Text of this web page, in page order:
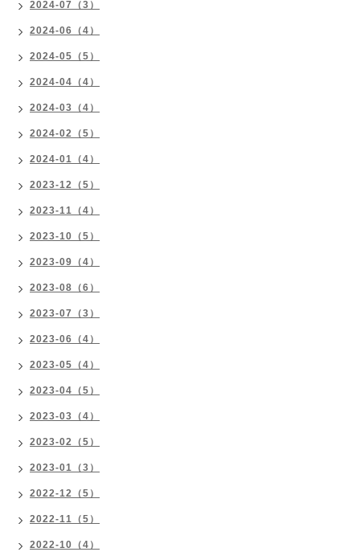
2024-07（3）
2024-06（4）
2024-05（5）
2024-04（4）
2024-03（4）
2024-02（5）
2024-01（4）
2023-12（5）
2023-11（4）
2023-10（5）
2023-09（4）
2023-08（6）
2023-07（3）
2023-06（4）
2023-05（4）
2023-04（5）
2023-03（4）
2023-02（5）
2023-01（3）
2022-12（5）
2022-11（5）
2022-10（4）